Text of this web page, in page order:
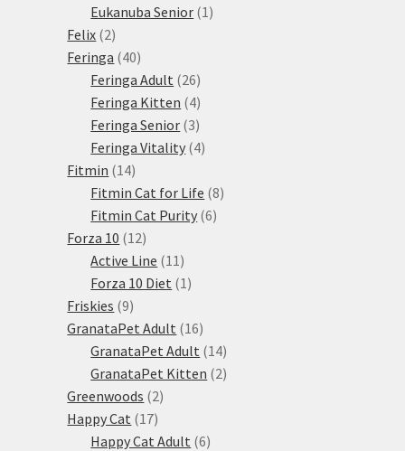
produkty
Eukanuba Senior 1 1
Felix 22
produkty
Feringa 4040
produktů
Feringa Adult 2626
produktů
Feringa Kitten 44
produkty
Feringa Senior 33
produkty
Feringa Vitality 44
Fitmin 1414
produktů
Fitmin Cat for Life 88
Fitmin Cat Purity 66
Forza 10 1212
produktů
Active Line 11 11
produktů
Forza 10 Diet 1 1
Friskies 99
produktů
GranataPet Adult 1616
produktů
GranataPet Adult 1414
produktů
GranataPet Kitten 22
Greenwoods 22
Happy Cat 1717
produktů
Happy Cat Adult 66